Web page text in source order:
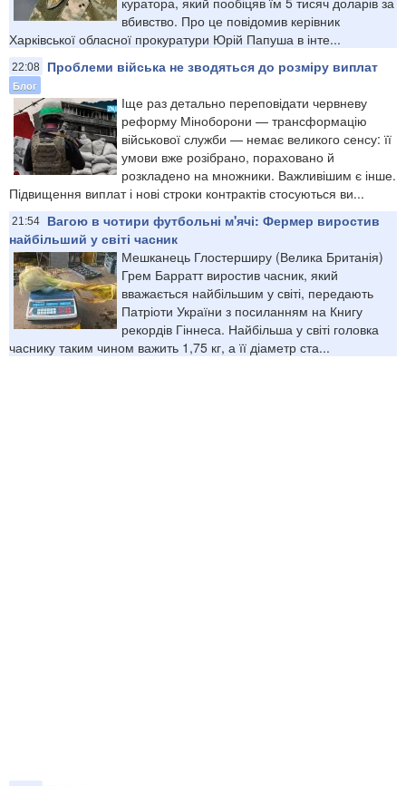
вбивство. Про це повідомив керівник
Харківської обласної прокуратури Юрій Папуша в інте...
22:08 Проблеми війська не зводяться до розміру виплат
Блог
Іще раз детально переповідати червневу
реформу Міноборони — трансформацію
військової служби — немає великого сенсу: її
умови вже розібрано, пораховано й
розкладено на множники. Важливішим є інше.
Підвищення виплат і нові строки контрактів стосуються ви...
21:54
Вагою в чотири футбольні м'ячі: Фермер виростив
найбільший у світі часник
Мешканець Глостерширу (Велика Британія)
Грем Барратт виростив часник, який
вважається найбільшим у світі, передають
Патріоти України з посиланням на Книгу
рекордів Гіннеса. Найбільша у світі головка
часнику таким чином важить 1,75 кг, а її діаметр ста...